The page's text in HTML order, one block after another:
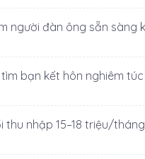
người đàn ông sẵn sàng
bạn kết hôn nghiêm túc
thu nhập 15–18 triệu/